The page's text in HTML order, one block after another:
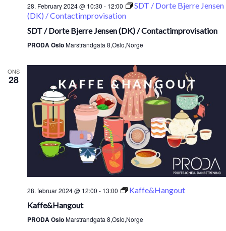
28. February 2024 @ 10:30 - 12:00
SDT / Dorte Bjerre Jensen
(DK) / Contactimprovisation
SDT / Dorte Bjerre Jensen (DK) / Contactimprovisation
PRODA OsloMarstrandgata 8,Oslo,Norge
ONS
28
28. februar 2024 @ 12:00 - 13:00
Kaffe&Hangout
Kaffe&Hangout
PRODA OsloMarstrandgata 8,Oslo,Norge